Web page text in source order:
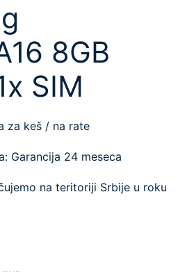
8GB
SIM
za keš / na rate
Garancija 24 meseca
na teritoriji Srbije u roku